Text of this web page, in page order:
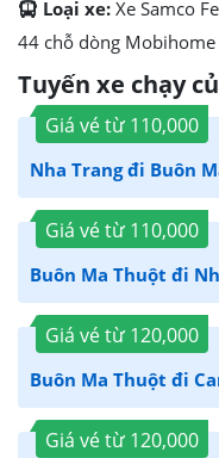
Loại xe: Xe Samco
44 chỗ dòng Mobihome
Tuyến xe chạy
Giá vé từ 110,000
Nha Trang đi Buôn
Giá vé từ 110,000
Buôn Ma Thuột đi
Giá vé từ 120,000
Buôn Ma Thuột đi
Giá vé từ 120,000